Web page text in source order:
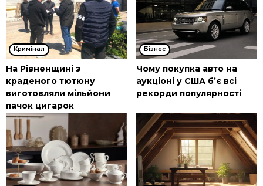
Кримінал
На Рівненщині з
краденого тютюну
виготовляли мільйони
пачок цигарок
Бізнес
Чому покупка авто на
аукціоні у США б’є всі
рекорди популярності